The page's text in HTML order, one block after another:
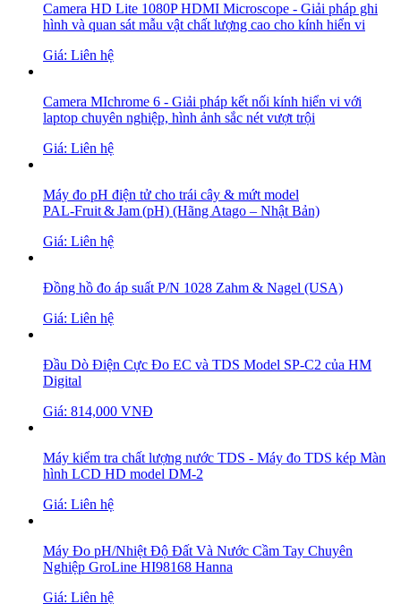
Camera HD Lite 1080P HDMI Microscope - Giải pháp ghi
hình và quan sát mẫu vật chất lượng cao cho kính hiển vi
Giá: Liên hệ
Camera MIchrome 6 - Giải pháp kết nối kính hiển vi với
laptop chuyên nghiệp, hình ảnh sắc nét vượt trội
Giá: Liên hệ
Máy đo pH điện tử cho trái cây & mứt model
PAL‑Fruit & Jam (pH) (Hãng Atago – Nhật Bản)
Giá: Liên hệ
Đồng hồ đo áp suất P/N 1028 Zahm & Nagel (USA)
Giá: Liên hệ
Đầu Dò Điện Cực Đo EC và TDS Model SP-C2 của HM
Digital
Giá: 814,000 VNĐ
Máy kiểm tra chất lượng nước TDS - Máy đo TDS kép Màn
hình LCD HD model DM-2
Giá: Liên hệ
Máy Đo pH/Nhiệt Độ Đất Và Nước Cầm Tay Chuyên
Nghiệp GroLine HI98168 Hanna
Giá: Liên hệ